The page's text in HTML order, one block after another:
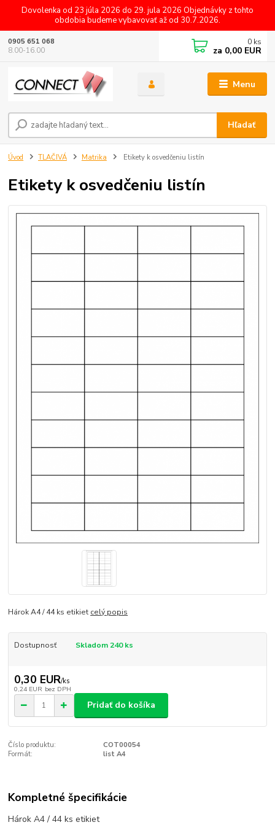
Dovolenka od 23 júla 2026 do 29. jula 2026 Objednávky z tohto
obdobia budeme vybavovať až od 30.7.2026.
Menu
Hľadať
0905 651 068
8.00-16.00
0 ks
za 0,00 EUR
Úvod TLAČIVÁ Matrika Etikety k osvedčeniu listín
Etikety k osvedčeniu listín
Hárok A4 / 44 ks etikiet celý popis
Dostupnosť Skladom 240 ks
0,30 EUR/ks
0,24 EUR bez DPH
Pridať do košíka
Číslo produktu:
COT00054
Formát:
list A4
Kompletné špecifikácie
Hárok A4 / 44 ks etikiet